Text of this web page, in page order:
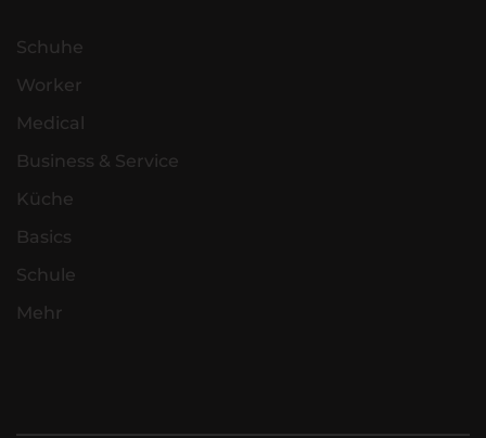
Schuhe
Worker
Medical
Business & Service
Küche
Basics
Schule
Mehr